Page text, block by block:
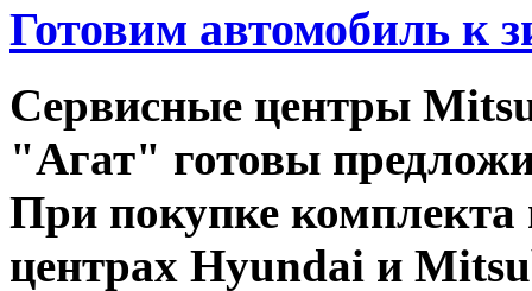
Готовим автомобиль к
Сервисные центры
"Агат" готовы
При покупке
центрах Hyundai и